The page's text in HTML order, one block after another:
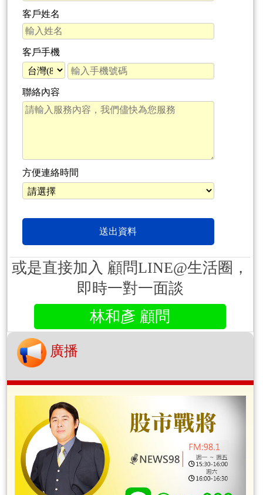
客戶姓名
客戶手機
聯絡內容
方便連絡時間
或是直接加入 顧問LINE@生活圈，
即時一對一面談
林和彥 顧問
廣播